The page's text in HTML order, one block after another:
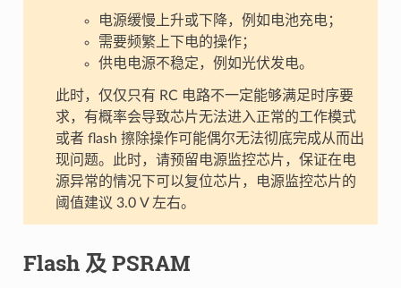
电源缓慢上升或下降，例如电池充电；
需要频繁上下电的操作；
供电电源不稳定，例如光伏发电。
此时，仅仅只有 RC 电路不一定能够满足时序要
求，有概率会导致芯片无法进入正常的工作模式
或者 flash 擦除操作可能偶尔无法彻底完成从而出
现问题。此时，请预留电源监控芯片，保证在电
源异常的情况下可以复位芯片，电源监控芯片的
阈值建议 3.0 V 左右。
Flash 及 PSRAM